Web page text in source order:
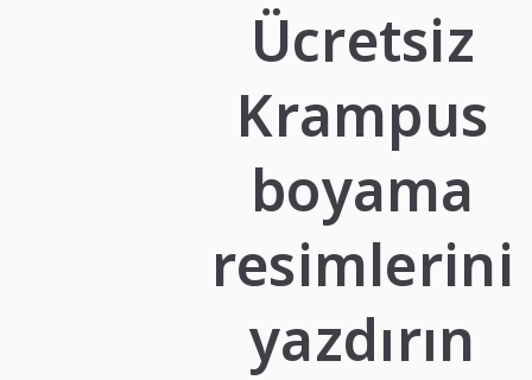
Ücretsiz
Krampus
boyama
resimlerini
yazdırın